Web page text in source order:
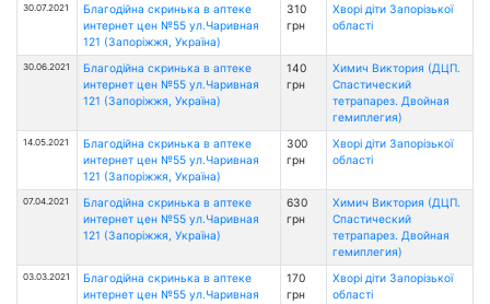
30.07.2021
Благодійна скринька в аптеке
интернет цен №55 ул.Чаривная
121 (Запоріжжя, Україна)
310
грн
Хворі діти Запорізької
області
30.06.2021
Благодійна скринька в аптеке
интернет цен №55 ул.Чаривная
121 (Запоріжжя, Україна)
140
грн
Химич Виктория (ДЦП.
Спастический
тетрапарез. Двойная
гемиплегия)
14.05.2021
Благодійна скринька в аптеке
интернет цен №55 ул.Чаривная
121 (Запоріжжя, Україна)
300
грн
Хворі діти Запорізької
області
07.04.2021
Благодійна скринька в аптеке
интернет цен №55 ул.Чаривная
121 (Запоріжжя, Україна)
630
грн
Химич Виктория (ДЦП.
Спастический
тетрапарез. Двойная
гемиплегия)
03.03.2021
Благодійна скринька в аптеке
интернет цен №55 ул.Чаривная
170
грн
Хворі діти Запорізької
області